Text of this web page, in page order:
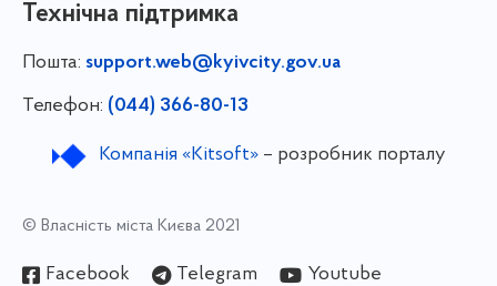
Технічна підтримка
Пошта: support.web@kyivcity.gov.ua
Телефон: (044) 366-80-13
Компанія «Kitsoft»– розробник порталу
© Власність міста Києва 2021
Facebook Telegram Youtube